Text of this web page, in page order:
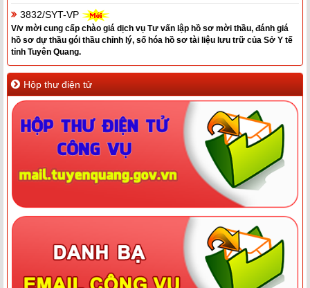
3832/SYT-VP
V/v mời cung cấp chào giá dịch vụ Tư vấn lập hồ sơ mời thầu, đánh giá
hồ sơ dự thầu gói thầu chỉnh lý, số hóa hồ sơ tài liệu lưu trữ của Sở Y tế
tỉnh Tuyên Quang.
Hộp thư điện tử